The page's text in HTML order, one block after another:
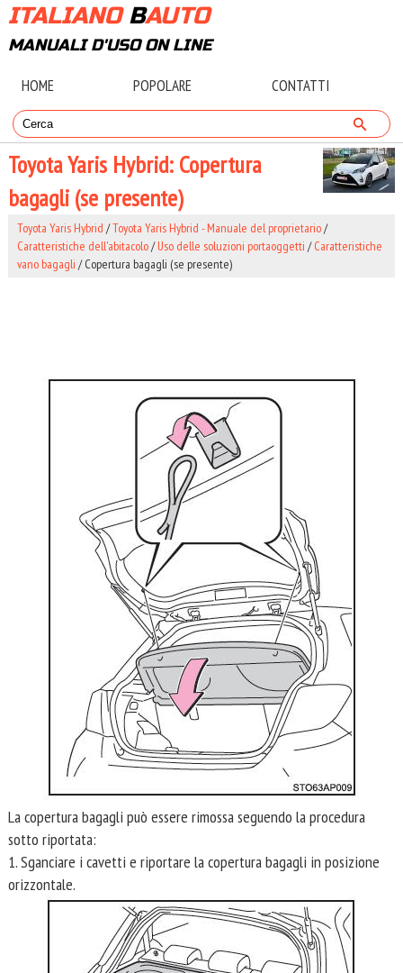
ITALIANOBAUTO
MANUALI D'USO ON LINE
HOME POPOLARE CONTATTI
Toyota Yaris Hybrid: Copertura
bagagli (se presente)
Toyota Yaris Hybrid /Toyota Yaris Hybrid - Manuale del proprietario/
Caratteristiche dell'abitacolo/Uso delle soluzioni portaoggetti /Caratteristiche
vano bagagli / Copertura bagagli (se presente)
La copertura bagagli può essere rimossa seguendo la procedura
sotto riportata:
1. Sganciare i cavetti e riportare la copertura bagagli in posizione
orizzontale.